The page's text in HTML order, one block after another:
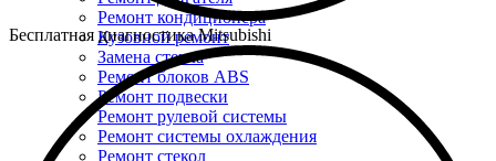
Ремонт кондиционера
Кузовной ремонт
Замена стекла
Ремонт блоков ABS
Ремонт подвески
Ремонт рулевой системы
Ремонт системы охлаждения
Ремонт стекол
Бесплатная диагностика Mitsubishi